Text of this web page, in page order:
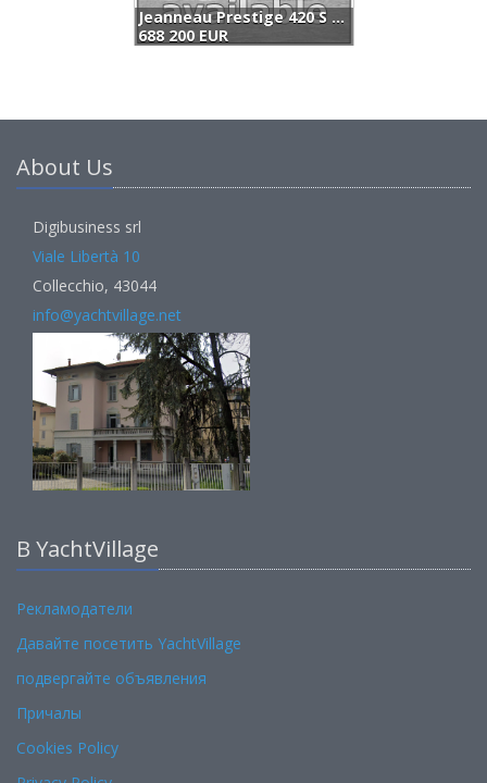
Nerea Yacht Ny40 (2024)
690 000 EUR
About Us
Digibusiness srl
Viale Libertà 10
Collecchio, 43044
info@yachtvillage.net
В YachtVillage
Рекламодатели
Давайте посетить YachtVillage
подвергайте объявления
Причалы
Cookies Policy